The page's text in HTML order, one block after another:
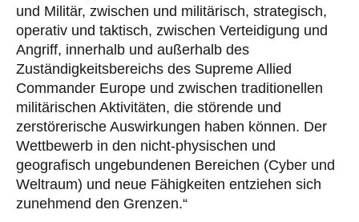
und Militär, zwischen und militärisch, strategisch,
operativ und taktisch, zwischen Verteidigung und
Angriff, innerhalb und außerhalb des
Zuständigkeitsbereichs des Supreme Allied
Commander Europe und zwischen traditionellen
militärischen Aktivitäten, die störende und
zerstörerische Auswirkungen haben können. Der
Wettbewerb in den nicht-physischen und
geografisch ungebundenen Bereichen (Cyber und
Weltraum) und neue Fähigkeiten entziehen sich
zunehmend den Grenzen.“